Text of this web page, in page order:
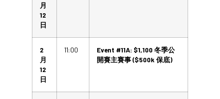
月
12
日
2
月
12
日
11:00
Event #11A: $1,100 冬季公
開賽主賽事 ($500k 保底)